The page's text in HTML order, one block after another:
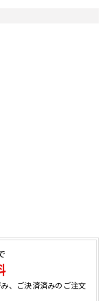
、ご決済済みのご注文